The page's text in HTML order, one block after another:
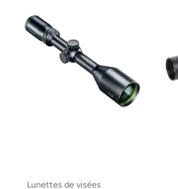
Lunettes de visées